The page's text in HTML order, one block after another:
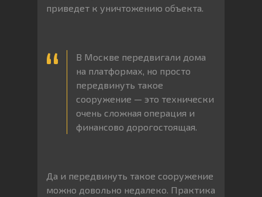
приведет к уничтожению объекта.
В Москве передвигали дома
на платформах, но просто
передвинуть такое
сооружение — это технически
очень сложная операция и
финансово дорогостоящая.
Да и передвинуть такое сооружение
можно довольно недалеко. Практика